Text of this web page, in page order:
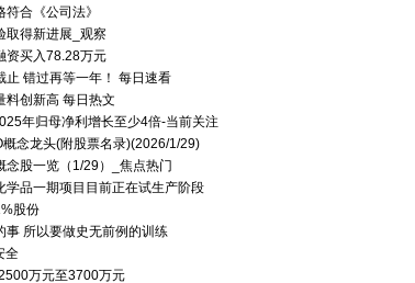
合《公司法》
取得新进展_观察
资买入78.28万元
止 错过再等一年！ 每日速看
料创新高 每日热文
年归母净利增长至少4倍-当前关注
念龙头(附股票名录)(2026/1/29)
念股一览（1/29）_焦点热门
品一期项目目前正在试生产阶段
股份
事 所以要做史无前例的训练
全
万元至3700万元